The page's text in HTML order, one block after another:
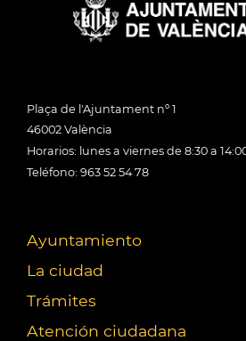
Plaça de l'Ajuntament nº 1
46002 València
Horarios: lunes a viernes de 8:30 a
Teléfono: 963 52 54 78
Ayuntamiento
La ciudad
Trámites
Atención ciudadana